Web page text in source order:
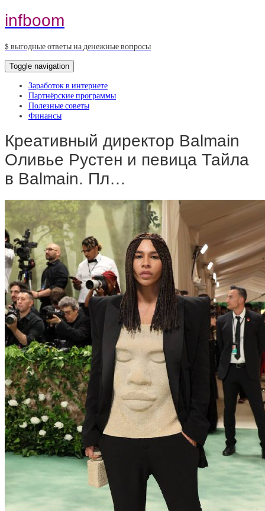
infboom
$ выгодные ответы на денежные вопросы
Toggle navigation
Заработок в интернете
Партнёрские программы
Полезные советы
Финансы
Креативный директор Balmain
Оливье Рустен и певица Тайла
в Balmain. Пл…